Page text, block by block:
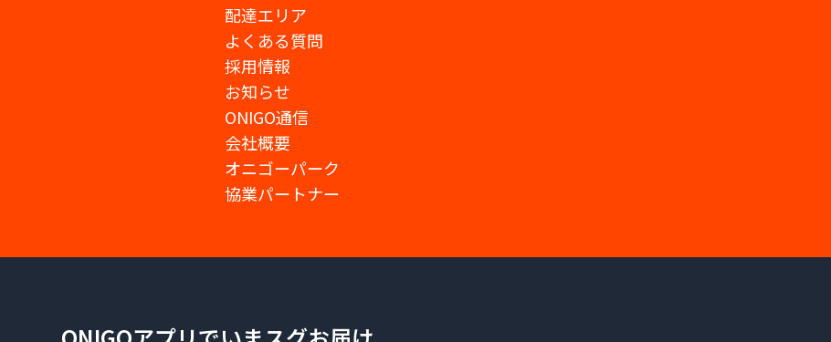
配達エリア
よくある質問
採用情報
お知らせ
ONIGO通信
会社概要
オニゴーパーク
協業パートナー